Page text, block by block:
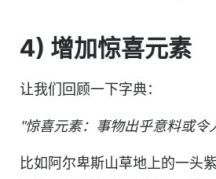
4) 增加惊喜元素
让我们回顾一下字典：
"惊喜元素：事物出乎意料或令
比如阿尔卑斯山草地上的一头